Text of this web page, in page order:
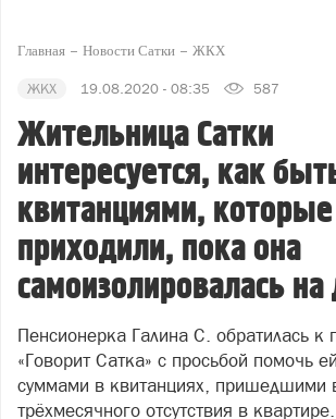
Главная Новости Сатки ЖКХ
ЖКХ 19.08.2020 - 08:35 587
Жительница Сатки
интересуется, как
квитанциями, которые
приходили, пока она
самоизолировалась на
Пенсионерка Галина С. обратилась к
«Говорит Сатка» с просьбой помочь
суммами в квитанциях, пришедшими
трёхмесячного отсутствия в квартире.